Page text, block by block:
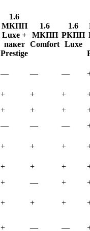
1.6
МКПП
Luxe +
пакет
Prestige
1.6
МКПП
Comfort
1.6
РКПП
Luxe
— — —
+ + +
+ + +
— — —
+ + +
+ + +
+ — +
+ + +
+ — —